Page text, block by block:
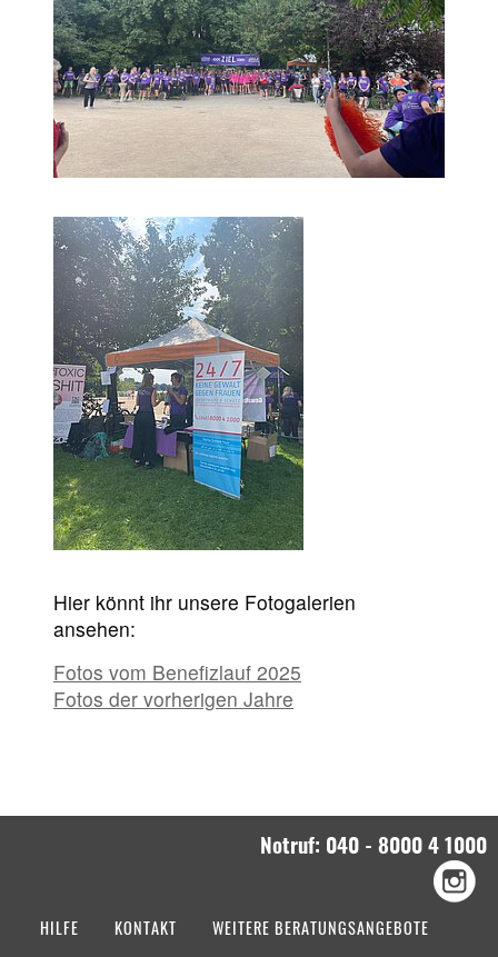
Hier könnt ihr unsere Fotogalerien
ansehen:
Fotos vom Benefizlauf 2025
Fotos der vorherigen Jahre
Notruf: 040 - 8000 4 1000
HILFE KONTAKT WEITERE BERATUNGSANGEBOTE